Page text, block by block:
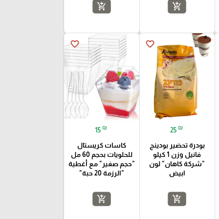
add_shopping_cart
add_shopping_cart
favorite_border
25 ₪
بودرة تحضير بودينج
فانيل وزن 1 كيلو
"شركة كاهان" لون
ابيض
add_shopping_cart
favorite_border
15 ₪
كاسات كريستال
للحلويات بحجم 60 مل
"حجم صغير" مع أغطية
"الرزمة 20 حبة"
add_shopping_cart